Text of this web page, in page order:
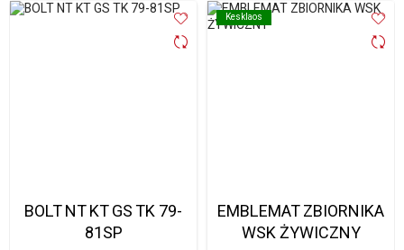
BOLT NT KT GS TK 79-
81SP
Kesklaos
Kesklaos
EMBLEMAT ZBIORNIKA
WSK ŻYWICZNY